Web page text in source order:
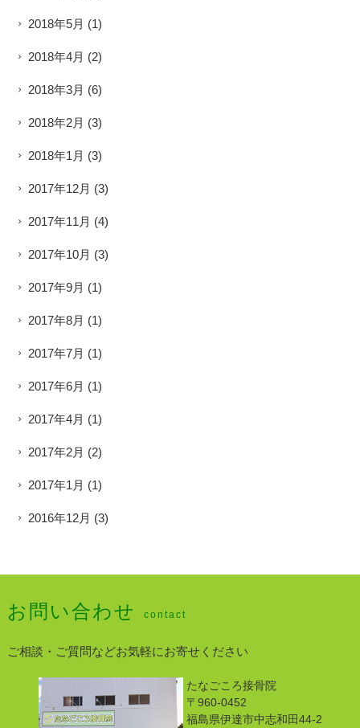
2018年5月 (1)
2018年4月 (2)
2018年3月 (6)
2018年2月 (3)
2018年1月 (3)
2017年12月 (3)
2017年11月 (4)
2017年10月 (3)
2017年9月 (1)
2017年8月 (1)
2017年7月 (1)
2017年6月 (1)
2017年4月 (1)
2017年2月 (2)
2017年1月 (1)
2016年12月 (3)
お問い合わせ contact
ご相談・ご質問などお気軽にお寄せください
たなごころ接骨院
〒960-0452
福島県伊達市中志和田44-2